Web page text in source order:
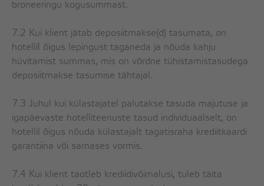
broneeringu kogusummast.
7.2 Kui klient jätab deposiitmakse(d) tasumata, on
hotellil õigus lepingust taganeda ja nõuda kahju
hüvitamist summas, mis on võrdne tühistamistasudega
deposiitmakse tasumise tähtajal.
7.3 Juhul kui külastajatel palutakse tasuda majutuse ja
igapäevaste hotelliteenuste tasud individuaalselt, on
hotellil õigus nõuda külastajalt tagatisraha krediitkaardi
garantiina või sarnases vormis.
7.4 Kui klient taotleb krediidivõimalusi, tuleb täita